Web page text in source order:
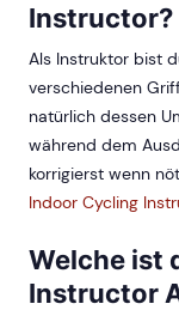
Instructor?
Als Instruktor bist
verschiedenen
natürlich dessen
während dem
korrigierst wenn
Indoor Cycling
Welche ist
Instructor